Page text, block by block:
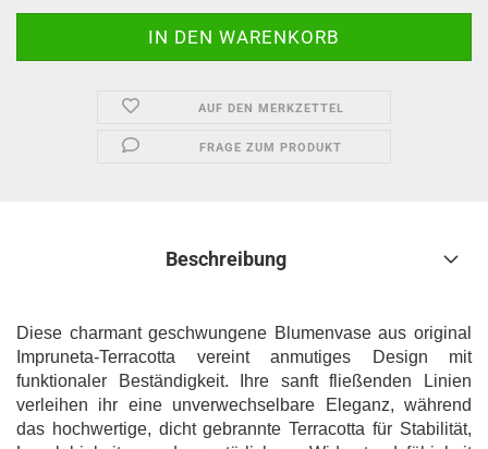
AUF DEN MERKZETTEL
FRAGE ZUM PRODUKT
Beschreibung
Diese charmant geschwungene Blumenvase aus original
Impruneta-Terracotta vereint anmutiges Design mit
funktionaler Beständigkeit. Ihre sanft fließenden Linien
verleihen ihr eine unverwechselbare Eleganz, während
das hochwertige, dicht gebrannte Terracotta für Stabilität,